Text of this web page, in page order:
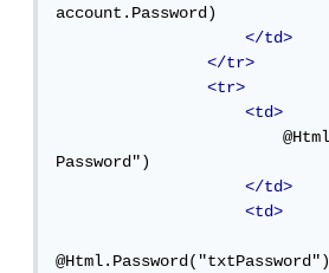
account.Password)
</td>
</tr>
<tr>
<td>
                        @Html.Label("Confirm
Password")
</td>
<td>
@Html.Password("txtPassword")